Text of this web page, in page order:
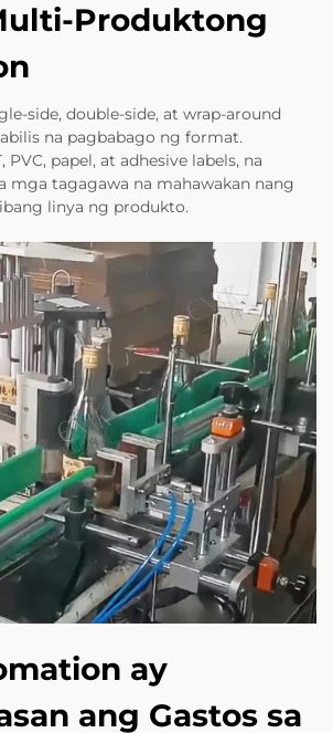
Produktong
side, double-side, at wrap-around
na pagbabago ng format.
PVC, papel, at adhesive labels, na
mga tagagawa na mahawakan nang
linya ng produkto.
ay
ang Gastos sa